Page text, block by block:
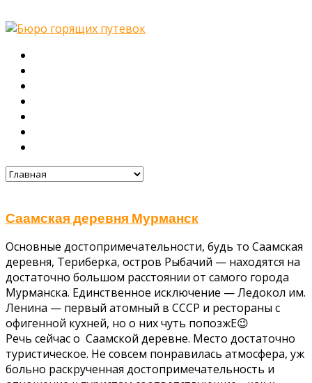
Саамская деревня Мурманск
Основные достопримечательности, будь то Саамская
деревня, Териберка, остров Рыбачий — находятся на
достаточно большом расстоянии от самого города
Мурманска. Единственное исключение — Ледокол им.
Ленина — первый атомный в СССР и рестораны с
офигенной кухней, но о них чуть попозжЕ😉
Речь сейчас о Саамской деревне. Место достаточно
туристическое. Не совсем понравилась атмосфера, уж
больно раскрученная достопримечательность и